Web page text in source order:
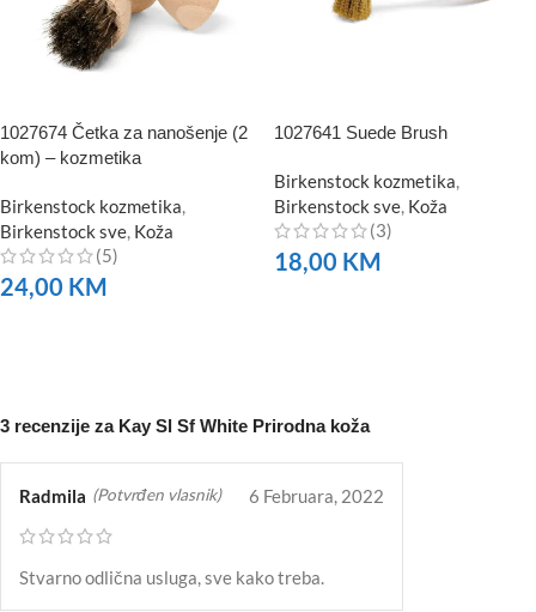
1027674 Četka za nanošenje (2
kom) – kozmetika
Birkenstock kozmetika
Birkenstock sve Koža
(5)
24,00 KM
1027641 Suede Brush
Birkenstock kozmetika
Birkenstock sve Koža
(3)
18,00 KM
3 recenzije za Kay Sl Sf White Prirodna koža
Radmila (Potvrđen vlasnik) 6 Februara, 2022
Stvarno odlična usluga, sve kako treba.